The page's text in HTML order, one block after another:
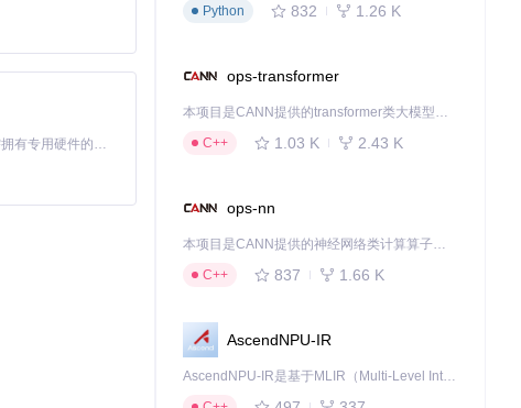
基于Python的Xiaozhi AI，适用于想要完整Xiaozhi体验而无需拥有专用硬件的用户。
Python
832 1.26 K
ops-transformer
本项目是CANN提供的transformer类大模型算子库，实现网络在NPU上加速计算。
C++
1.03 K 2.43 K
ops-nn
本项目是CANN提供的神经网络类计算算子库，实现网络在NPU上加速计算。
C++
837 1.66 K
AscendNPU-IR
AscendNPU-IR是基于MLIR（Multi-Level Intermediate Representation）构建的，面向昇腾亲和算子编译时使用的中间表示，提供昇腾完备表达能力，通过编译优化提升昇腾AI处理器计算效率，支持通过生态框架使能昇腾AI处理器与深度调优